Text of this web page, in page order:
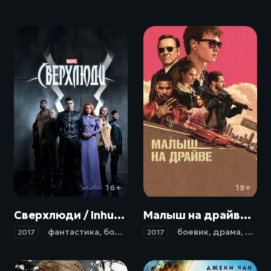
16+
Сверхлюди / Inhumans (2017)
2017 фантастика, боевик приключения
18+
Малыш на драйве / Baby Driver (2017)
2017 боевик, драма,